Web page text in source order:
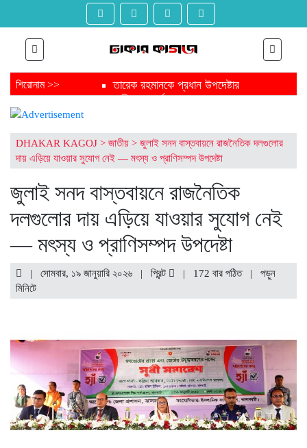
শিরোনাম >>
তারেক রহমানকে প্রধান উপদেষ্টার
অভিনন্দন বার্তা
ফাঁসির মঞ্চ থেকে নির্বাচন মঞ্চ জয় করে
এবার যাচ্ছেন সংসদে
ত্রয়োদশ জাতীয় সংসদ নির্বাচনে
চট্টগ্রামের এক গ্রাম থেকেই ৩ এমপি
সংসদে যাচ্ছেন পিন্টু-টুকু আপন দুই ভাই
ত্রয়োদশ জাতীয় সংসদ নির্বাচনে জয়ে
তারেক রহমানকে যুক্তরাজ্যের অভিনন্দন
ত্রয়োদশ জাতীয় সংসদ নির্বাচনে তারেক
মার্কিন দূতাবাসের
বিজয়ে তারেক রহমানকে অভিনন্দন
লাভে তারেক রহমানকে অভিনন্দন
জানালেন মার্কিন পররাষ্ট্রমন্ত্রী
ত্রয়োদশ জাতীয় সংসদ নির্বাচনের
বিজয়ে তারেক রহমানকে অভিনন্দন
নেপালের প্রধানমন্ত্রীর
DHAKAR KAGOJ > জাতীয় > জুলাই সনদ বাস্তবায়নে রাজনৈতিক দলগুলোর
দায় এড়িয়ে যাওয়ার সুযোগ নেই — মৎস্য ও প্রাণিসম্পদ উপদেষ্টা
জুলাই সনদ বাস্তবায়নে রাজনৈতিক
দলগুলোর দায় এড়িয়ে যাওয়ার সুযোগ নেই
— মৎস্য ও প্রাণিসম্পদ উপদেষ্টা
| সোমবার, ১৯ জানুয়ারি ২০২৬ | প্রিন্ট | 172 বার পঠিত
| পড়ুন
মিনিটে